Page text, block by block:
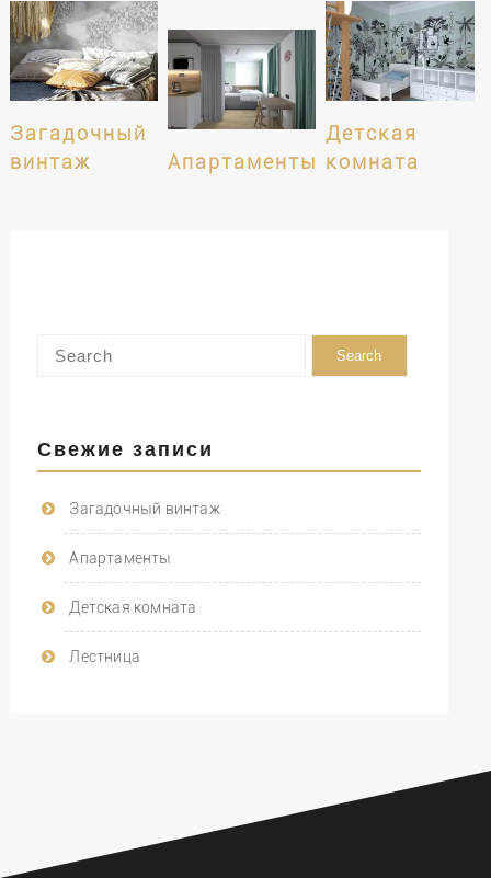
Загадочный
винтаж
Апартаменты
Детская
комната
Свежие записи
Загадочный винтаж
Апартаменты
Детская комната
Лестница